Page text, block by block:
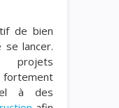
de bien
lancer.
à des